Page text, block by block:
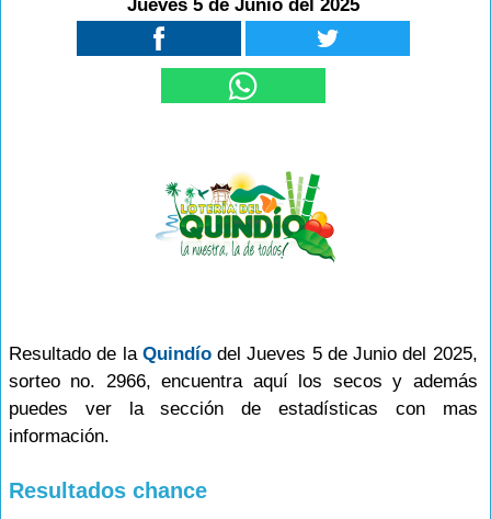
Jueves 5 de Junio del 2025
Resultado de la Quindíodel Jueves 5 de Junio del 2025,
sorteo no. 2966, encuentra aquí los secos y además
puedes ver la sección de estadísticas con mas
información.
Resultados chance